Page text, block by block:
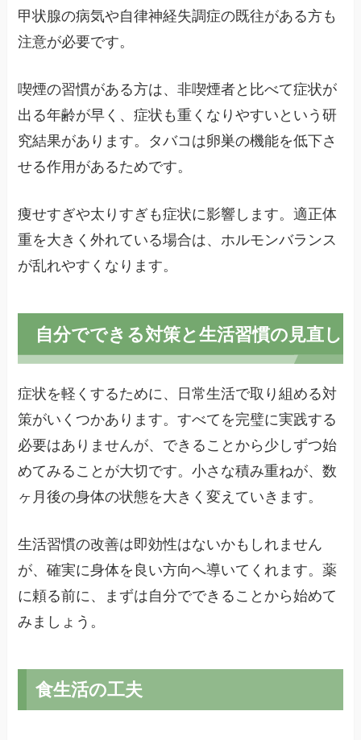
甲状腺の病気や自律神経失調症の既往がある方も
注意が必要です。
喫煙の習慣がある方は、非喫煙者と比べて症状が
出る年齢が早く、症状も重くなりやすいという研
究結果があります。タバコは卵巣の機能を低下さ
せる作用があるためです。
痩せすぎや太りすぎも症状に影響します。適正体
重を大きく外れている場合は、ホルモンバランス
が乱れやすくなります。
自分でできる対策と生活習慣の見直し
症状を軽くするために、日常生活で取り組める対
策がいくつかあります。すべてを完璧に実践する
必要はありませんが、できることから少しずつ始
めてみることが大切です。小さな積み重ねが、数
ヶ月後の身体の状態を大きく変えていきます。
生活習慣の改善は即効性はないかもしれません
が、確実に身体を良い方向へ導いてくれます。薬
に頼る前に、まずは自分でできることから始めて
みましょう。
食生活の工夫